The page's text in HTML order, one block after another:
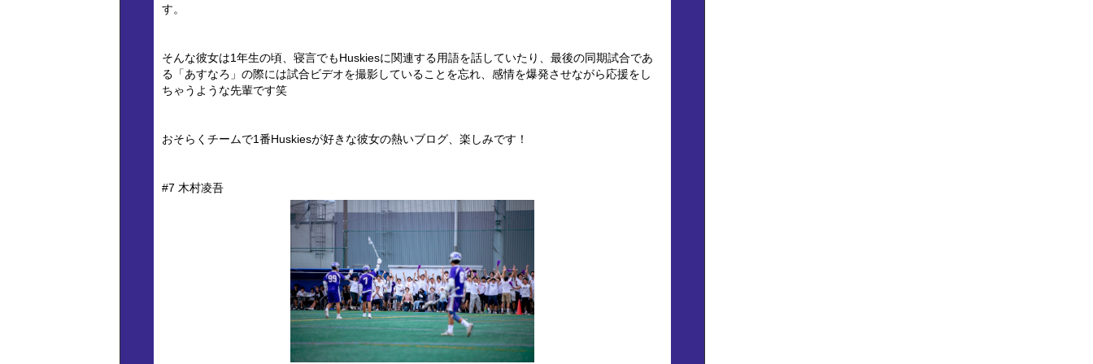
す。
そんな彼女は1年生の頃、寝言でもHuskiesに関連する用語を話していたり、最後の同期試合であ
る「あすなろ」の際には試合ビデオを撮影していることを忘れ、感情を爆発させながら応援をし
ちゃうような先輩です笑
おそらくチームで1番Huskiesが好きな彼女の熱いブログ、楽しみです！
#7 木村凌吾